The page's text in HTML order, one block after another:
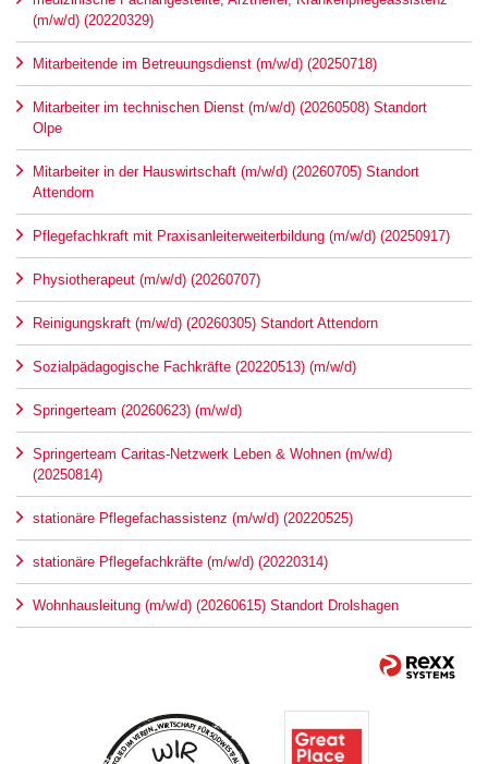
(m/w/d) (20220329)
Mitarbeitende im Betreuungsdienst (m/w/d) (20250718)
Mitarbeiter im technischen Dienst (m/w/d) (20260508) Standort
Olpe
Mitarbeiter in der Hauswirtschaft (m/w/d) (20260705) Standort
Attendorn
Pflegefachkraft mit Praxisanleiterweiterbildung (m/w/d) (20250917)
Physiotherapeut (m/w/d) (20260707)
Reinigungskraft (m/w/d) (20260305) Standort Attendorn
Sozialpädagogische Fachkräfte (20220513) (m/w/d)
Springerteam (20260623) (m/w/d)
Springerteam Caritas-Netzwerk Leben & Wohnen (m/w/d)
(20250814)
stationäre Pflegefachassistenz (m/w/d) (20220525)
stationäre Pflegefachkräfte (m/w/d) (20220314)
Wohnhausleitung (m/w/d) (20260615) Standort Drolshagen